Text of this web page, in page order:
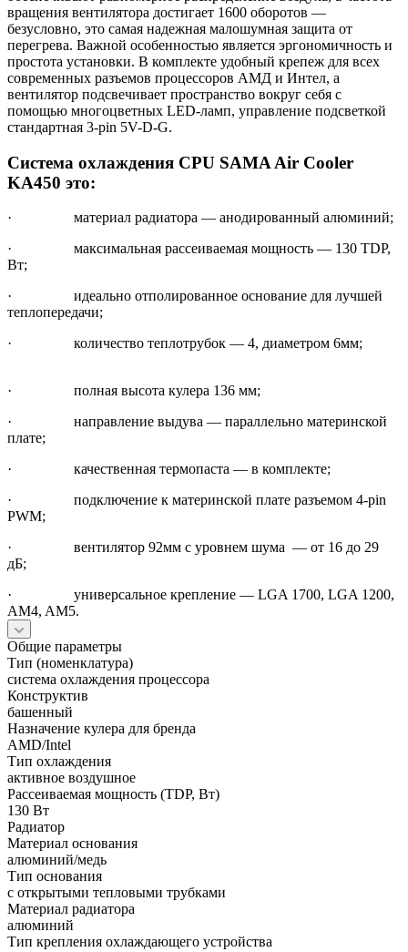
вращения вентилятора достигает 1600 оборотов —
безусловно, это самая надежная малошумная защита от
перегрева. Важной особенностью является эргономичность и
простота установки. В комплекте удобный крепеж для всех
современных разъемов процессоров АМД и Интел, а
вентилятор подсвечивает пространство вокруг себя с
помощью многоцветных LED-ламп, управление подсветкой
стандартная 3-pin 5V-D-G.
Система охлаждения CPU SAMA Air Cooler
KA450 это:
· материал радиатора — анодированный алюминий;
· максимальная рассеиваемая мощность — 130 TDP,
Вт;
· идеально отполированное основание для лучшей
теплопередачи;
· количество теплотрубок — 4, диаметром 6мм;
· полная высота кулера 136 мм;
· направление выдува — параллельно материнской
плате;
· качественная термопаста — в комплекте;
· подключение к материнской плате разъемом 4-pin
PWM;
· вентилятор 92мм с уровнем шума — от 16 до 29
дБ;
· универсальное крепление — LGA 1700, LGA 1200,
AM4, AM5.
Общие параметры
Тип (номенклатура)
система охлаждения процессора
Конструктив
башенный
Назначение кулера для бренда
AMD/Intel
Тип охлаждения
активное воздушное
Рассеиваемая мощность (TDP, Вт)
130 Вт
Радиатор
Материал основания
алюминий/медь
Тип основания
с открытыми тепловыми трубками
Материал радиатора
алюминий
Тип крепления охлаждающего устройства